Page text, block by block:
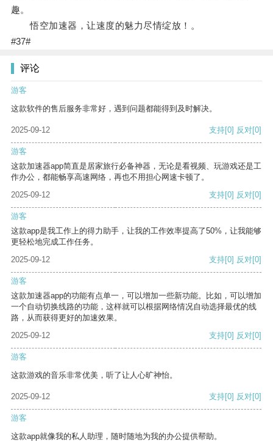
趣。
悟空加速器，让速度的魅力尽情绽放！。
#37#
评论
游客
这款软件的售后服务非常好，遇到问题都能得到及时解决。
2025-09-12 支持[0] 反对[0]
游客
这款加速器app简直是居家旅行必备神器，无论是看视频、玩游戏还是工
作办公，都能畅享高速网络，再也不用担心网速卡顿了。
2025-09-12
支持[0] 反对[0]
游客
这款app是我工作上的得力助手，让我的工作效率提高了50%，让我能够
更轻松地完成工作任务。
2025-09-12
支持[0] 反对[0]
游客
这款加速器app的功能有点单一，可以增加一些新功能。比如，可以增加
一个自动切换线路的功能，这样就可以根据网络情况自动选择最优的线
路，从而获得更好的加速效果。
2025-09-12
支持[0] 反对[0]
游客
这款游戏的音乐非常优美，听了让人心旷神怡。
2025-09-12 支持[0] 反对[0]
游客
这款app就像我的私人助理，随时随地为我的办公提供帮助。